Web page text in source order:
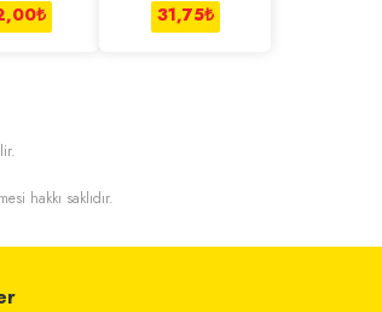
₺
31,75₺
hakkı saklıdır.